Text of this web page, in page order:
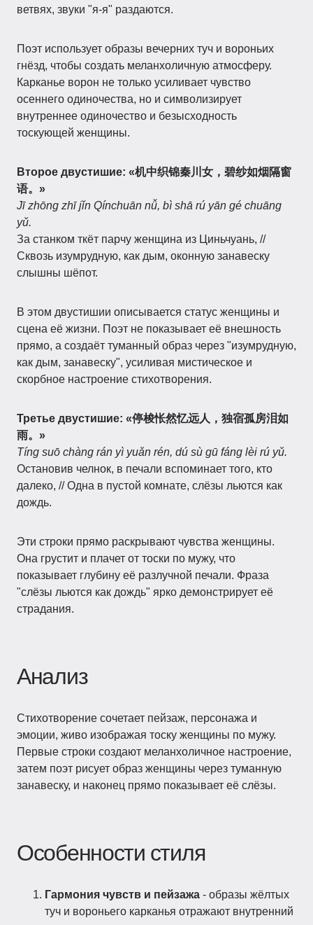
ветвях, звуки "я-я" раздаются.
Поэт использует образы вечерних туч и вороньих
гнёзд, чтобы создать меланхоличную атмосферу.
Карканье ворон не только усиливает чувство
осеннего одиночества, но и символизирует
внутреннее одиночество и безысходность
тоскующей женщины.
Второе двустишие: «机中织锦秦川女，碧纱如烟隔窗
语。»
Jī zhōng zhī jǐn Qínchuān nǚ, bì shā rú yān gé chuāng
yǔ.
За станком ткёт парчу женщина из Циньчуань, //
Сквозь изумрудную, как дым, оконную занавеску
слышны шёпот.
В этом двустишии описывается статус женщины и
сцена её жизни. Поэт не показывает её внешность
прямо, а создаёт туманный образ через "изумрудную,
как дым, занавеску", усиливая мистическое и
скорбное настроение стихотворения.
Третье двустишие: «停梭怅然忆远人，独宿孤房泪如
雨。»
Tíng suō chàng rán yì yuǎn rén, dú sù gū fáng lèi rú yǔ.
Остановив челнок, в печали вспоминает того, кто
далеко, // Одна в пустой комнате, слёзы льются как
дождь.
Эти строки прямо раскрывают чувства женщины.
Она грустит и плачет от тоски по мужу, что
показывает глубину её разлучной печали. Фраза
"слёзы льются как дождь" ярко демонстрирует её
страдания.
Анализ
Стихотворение сочетает пейзаж, персонажа и
эмоции, живо изображая тоску женщины по мужу.
Первые строки создают меланхоличное настроение,
затем поэт рисует образ женщины через туманную
занавеску, и наконец прямо показывает её слёзы.
Особенности стиля
Гармония чувств и пейзажа - образы жёлтых
туч и вороньего карканья отражают внутренний